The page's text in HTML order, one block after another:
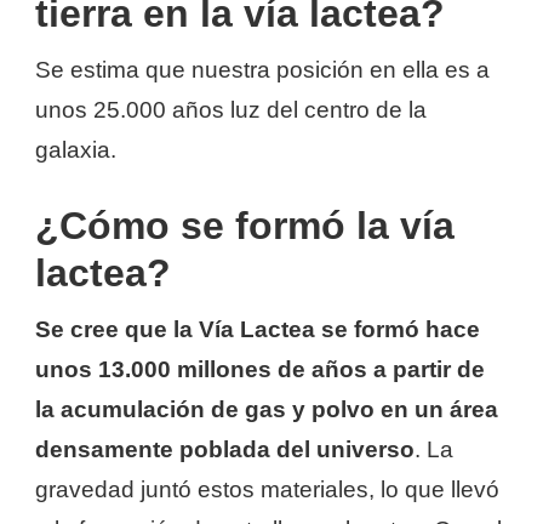
tierra en la vía lactea?
Se estima que nuestra posición en ella es a
unos 25.000 años luz del centro de la
galaxia.
¿Cómo se formó la vía
lactea?
Se cree que la Vía Lactea se formó hace
unos 13.000 millones de años a partir de
la acumulación de gas y polvo en un área
densamente poblada del universo. La
gravedad juntó estos materiales, lo que llevó